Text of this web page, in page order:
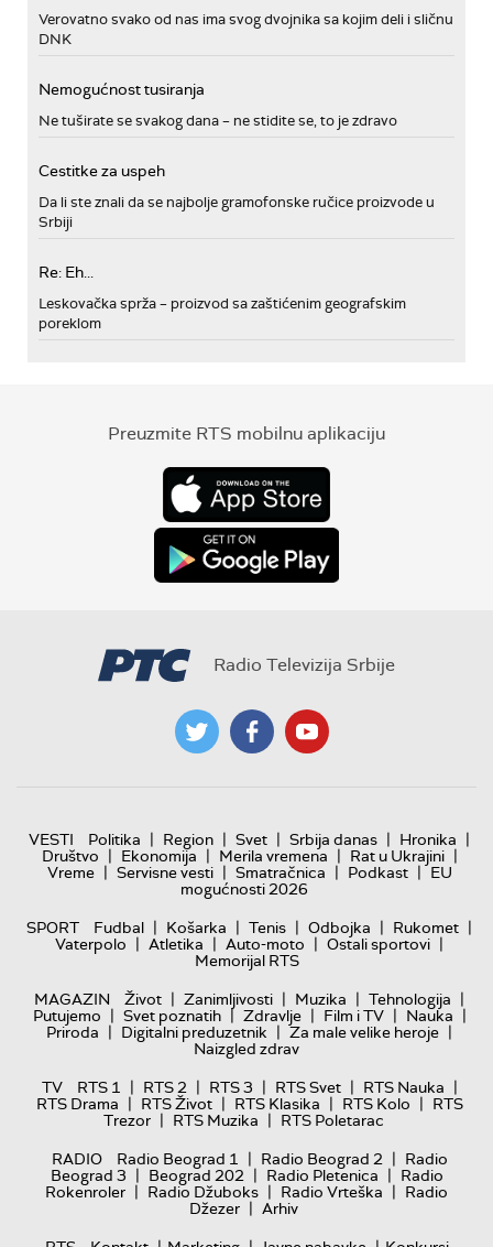
Verovatno svako od nas ima svog dvojnika sa kojim deli i sličnu
DNK
Nemogućnost tusiranja
Ne tuširate se svakog dana – ne stidite se, to je zdravo
Cestitke za uspeh
Da li ste znali da se najbolje gramofonske ručice proizvode u
Srbiji
Re: Eh...
Leskovačka sprža – proizvod sa zaštićenim geografskim
poreklom
Preuzmite RTS mobilnu aplikaciju
Radio Televizija Srbije
VESTI Politika | Region | Svet | Srbija danas | Hronika |
Društvo | Ekonomija | Merila vremena | Rat u Ukrajini |
Vreme | Servisne vesti | Smatračnica | Podkast | EU
mogućnosti 2026
SPORT
Fudbal | Košarka | Tenis | Odbojka | Rukomet |
Vaterpolo | Atletika | Auto-moto | Ostali sportovi |
Memorijal RTS
MAGAZIN
Život | Zanimljivosti | Muzika | Tehnologija |
Putujemo | Svet poznatih | Zdravlje | Film i TV | Nauka |
Priroda | Digitalni preduzetnik | Za male velike heroje |
Naizgled zdrav
TV
RTS 1 | RTS 2 | RTS 3 | RTS Svet | RTS Nauka |
RTS Drama | RTS Život | RTS Klasika | RTS Kolo | RTS
Trezor | RTS Muzika | RTS Poletarac
RADIO
Radio Beograd 1 | Radio Beograd 2 | Radio
Beograd 3 | Beograd 202 | Radio Pletenica | Radio
Rokenroler | Radio Džuboks | Radio Vrteška | Radio
Džezer | Arhiv